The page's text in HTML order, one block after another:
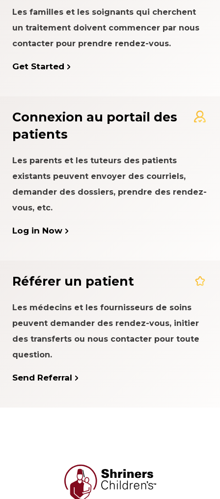
Les familles et les soignants qui cherchent
un traitement doivent commencer par nous
contacter pour prendre rendez-vous.
Get Started
Connexion au portail des
patients
Les parents et les tuteurs des patients
existants peuvent envoyer des courriels,
demander des dossiers, prendre des rendez-
vous, etc.
Log in Now
Référer un patient
Les médecins et les fournisseurs de soins
peuvent demander des rendez-vous, initier
des transferts ou nous contacter pour toute
question.
Send Referral